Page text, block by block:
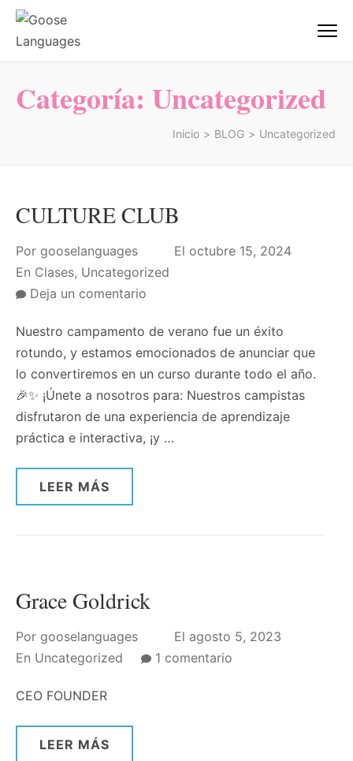
Saltar
contenido
Goose Languages
Academia de Inglés Alicante | Goose
Categoría: Uncategorized
Inicio > BLOG > Uncategorized
CULTURE CLUB
Por gooselanguages El octubre 15, 2024
En Clases, Uncategorized
Deja un comentario
CLUB
Nuestro campamento de verano fue un éxito
rotundo, y estamos emocionados de anunciar que
lo convertiremos en un curso durante todo el año.
🎉✨ ¡Únete a nosotros para: Nuestros campistas
disfrutaron de una experiencia de aprendizaje
práctica e interactiva, ¡y …
LEER MÁS
Grace Goldrick
Por gooselanguages El agosto 5, 2023
En Uncategorized 1 comentario
CEO FOUNDER
LEER MÁS